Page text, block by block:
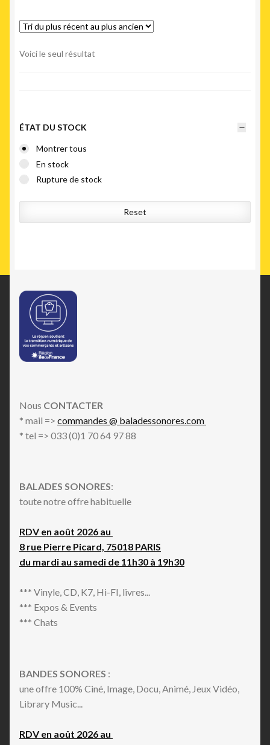
Voici le seul résultat
ÉTAT DU STOCK
Montrer tous
En stock
Rupture de stock
Reset
Nous CONTACTER
* mail => commandes @ baladessonores.com
* tel => 033 (0)1 70 64 97 88
BALADES SONORES:
toute notre offre habituelle
RDV en août 2026 au
8 rue Pierre Picard, 75018 PARIS
du mardi au samedi de 11h30 à 19h30
*** Vinyle, CD, K7, Hi-FI, livres...
*** Expos & Events
*** Chats
BANDES SONORES :
une offre 100% Ciné, Image, Docu, Animé, Jeux Vidéo,
Library Music...
RDV en août 2026 au